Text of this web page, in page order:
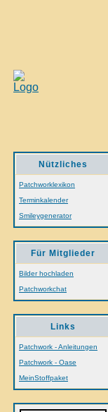
Nützliches
Patchworklexikon
Terminkalender
Smileygenerator
Für Mitglieder
Bilder hochladen
Patchworkchat
Links
Patchwork - Anleitungen
Patchwork - Oase
MeinStoffpaket